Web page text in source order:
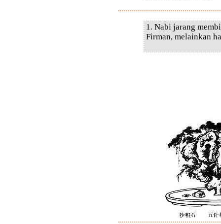
1. Nabi jarang
Firman, melainkan